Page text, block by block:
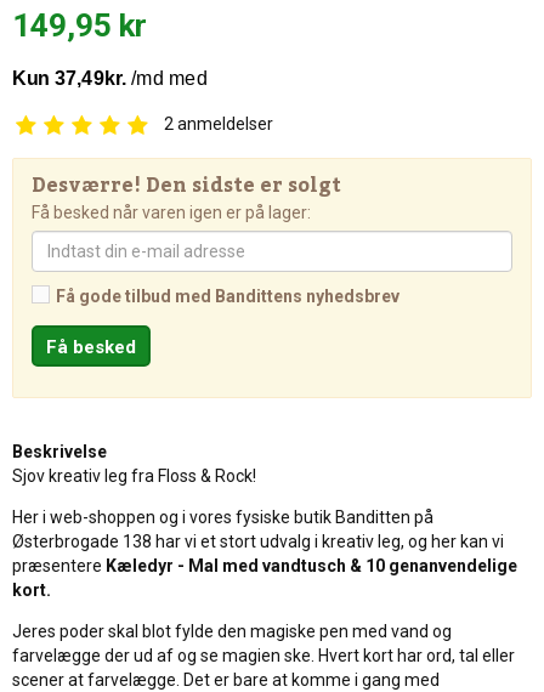
149,95 kr
2 anmeldelser
Desværre! Den sidste er solgt
Få besked når varen igen er på lager:
Få gode tilbud med Bandittens nyhedsbrev
Beskrivelse
Sjov kreativ leg fra Floss & Rock!
Her i web-shoppen og i vores fysiske butik Banditten på
Østerbrogade 138 har vi et stort udvalg i kreativ leg, og her kan vi
præsentere Kæledyr - Mal med vandtusch & 10 genanvendelige
kort.
Jeres poder skal blot fylde den magiske pen med vand og
farvelægge der ud af og se magien ske. Hvert kort har ord, tal eller
scener at farvelægge. Det er bare at komme i gang med